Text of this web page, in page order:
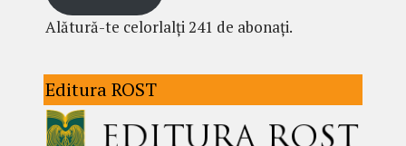
Alătură-te celorlalți 241 de abonați.
Editura ROST